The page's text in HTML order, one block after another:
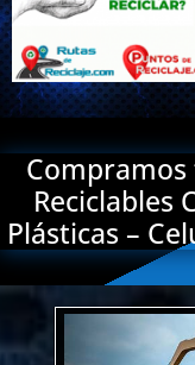
Reciclables
Plásticas –